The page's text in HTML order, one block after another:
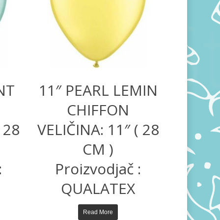
11″ PEARL LEMIN
CHIFFON
VELIČINA: 11″ ( 28
CM )
Proizvodjač :
QUALATEX
Read More